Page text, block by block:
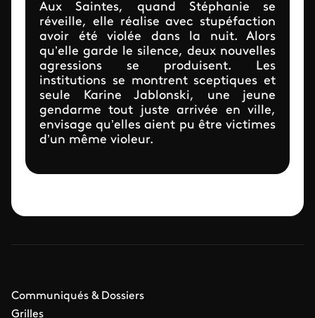
Aux Saintes, quand Stéphanie se
réveille, elle réalise avec stupéfaction
avoir été violée dans la nuit. Alors
qu’elle garde le silence, deux nouvelles
agressions se produisent. Les
institutions se montrent sceptiques et
seule Karine Jablonski, une jeune
gendarme tout juste arrivée en ville,
envisage qu’elles aient pu être victimes
d’un même violeur.
Communiqués & Dossiers
Grilles